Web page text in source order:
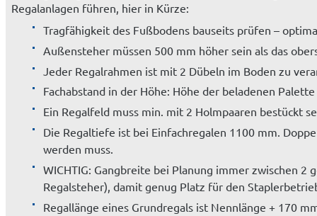
Regalanlagen führen, hier in Kürze:
Tragfähigkeit des Fußbodens bauseits prüfen –
Außensteher müssen 500 mm höher sein als das
Jeder Regalrahmen ist mit 2 Dübeln im Boden zu
Fachabstand in der Höhe: Höhe der beladenen
Ein Regalfeld muss min. mit 2 Holmpaaren bestückt
Die Regaltiefe ist bei Einfachregalen 1100 mm.
werden muss.
WICHTIG: Gangbreite bei Planung immer zwischen
Regalsteher), damit genug Platz für den
Regallänge eines Grundregals ist Nennlänge + 170